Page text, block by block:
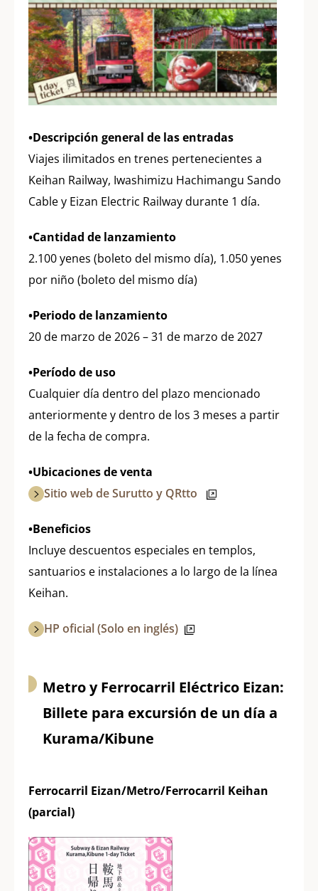
•Descripción general de las entradas
Viajes ilimitados en trenes pertenecientes a
Keihan Railway, Iwashimizu Hachimangu Sando
Cable y Eizan Electric Railway durante 1 día.
•Cantidad de lanzamiento
2.100 yenes (boleto del mismo día), 1.050 yenes
por niño (boleto del mismo día)
•Periodo de lanzamiento
20 de marzo de 2026 – 31 de marzo de 2027
•Período de uso
Cualquier día dentro del plazo mencionado
anteriormente y dentro de los 3 meses a partir
de la fecha de compra.
•Ubicaciones de venta
Sitio web de Surutto y QRtto
•Beneficios
Incluye descuentos especiales en templos,
santuarios e instalaciones a lo largo de la línea
Keihan.
HP oficial (Solo en inglés)
Metro y Ferrocarril Eléctrico Eizan:
Billete para excursión de un día a
Kurama/Kibune
Ferrocarril Eizan/Metro/Ferrocarril Keihan
(parcial)